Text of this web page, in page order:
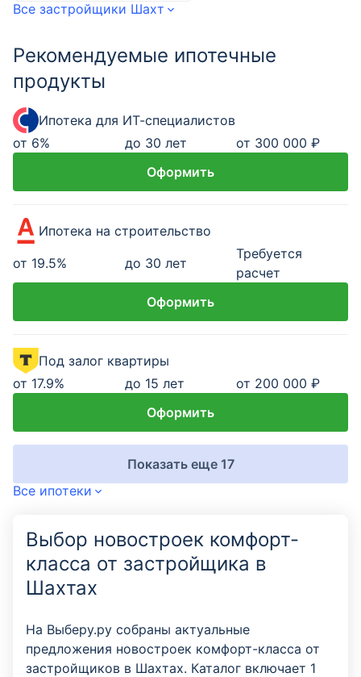
Все застройщики Шахт
Рекомендуемые ипотечные
продукты
Ипотека для ИТ-специалистов
от 6% до 30 лет
от 300 000 ₽
Оформить
Ипотека на строительство
от 19.5% до 30 лет
Требуется
расчет
Оформить
Под залог квартиры
от 17.9% до 15 лет
от 200 000 ₽
Оформить
Показать еще 17
Все ипотеки
Выбор новостроек комфорт-
класса от застройщика в
Шахтах
На Выберу.ру собраны актуальные
предложения новостроек комфорт-класса от
застройщиков в Шахтах. Каталог включает 1